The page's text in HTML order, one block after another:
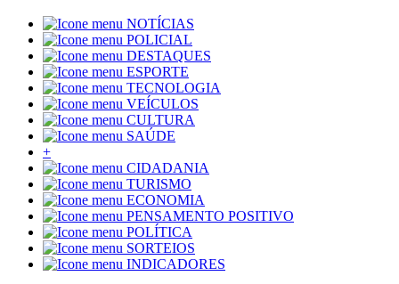
NOTÍCIAS
POLICIAL
DESTAQUES
ESPORTE
TECNOLOGIA
VEÍCULOS
CULTURA
SAÚDE
+
CIDADANIA
TURISMO
ECONOMIA
PENSAMENTO POSITIVO
POLÍTICA
SORTEIOS
INDICADORES